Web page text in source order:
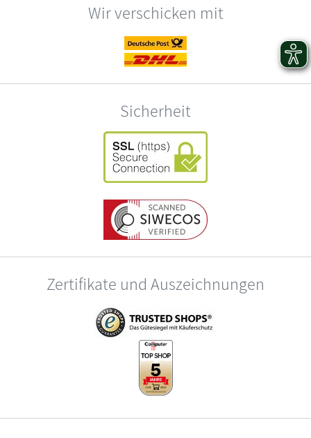
Wir verschicken mit
Sicherheit
Zertifikate und Auszeichnungen